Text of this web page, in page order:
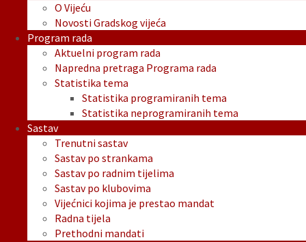
O Vijeću
Novosti Gradskog vijeća
Program rada
Aktuelni program rada
Napredna pretraga Programa rada
Statistika tema
Statistika programiranih tema
Statistika neprogramiranih tema
Sastav
Trenutni sastav
Sastav po strankama
Sastav po radnim tijelima
Sastav po klubovima
Vijećnici kojima je prestao mandat
Radna tijela
Prethodni mandati